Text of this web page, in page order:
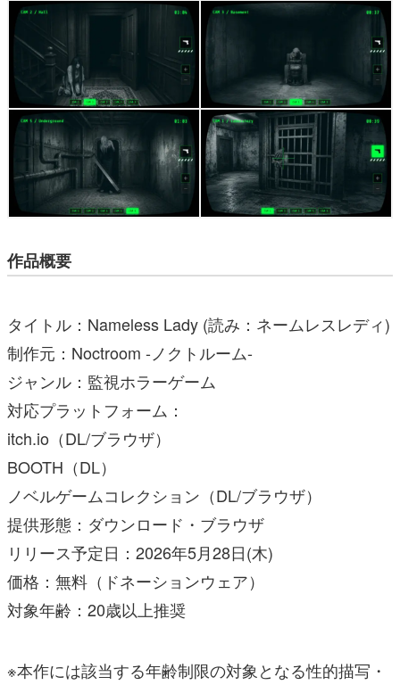
作品概要
タイトル：Nameless Lady (読み：ネームレスレディ)
制作元：Noctroom -ノクトルーム-
ジャンル：監視ホラーゲーム
対応プラットフォーム：
itch.io（DL/ブラウザ）
BOOTH（DL）
ノベルゲームコレクション（DL/ブラウザ）
提供形態：ダウンロード・ブラウザ
リリース予定日：2026年5月28日(木)
価格：無料（ドネーションウェア）
対象年齢：20歳以上推奨
※本作には該当する年齢制限の対象となる性的描写・